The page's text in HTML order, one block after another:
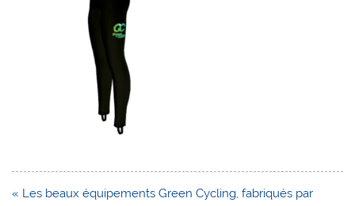
Navigation
« Les beaux équipements Green Cycling, fabriqués par